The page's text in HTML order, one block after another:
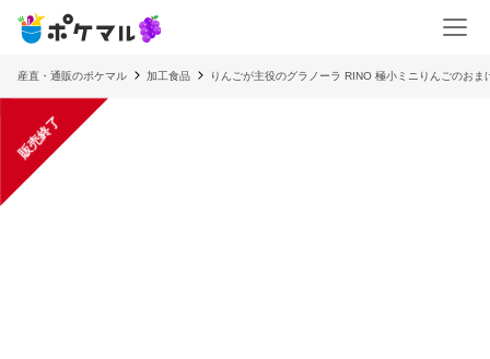
産直・通販のポケマル 加工食品 りんごが主役のグラノーラ RINO 極小ミニりんごのおま
販売終了